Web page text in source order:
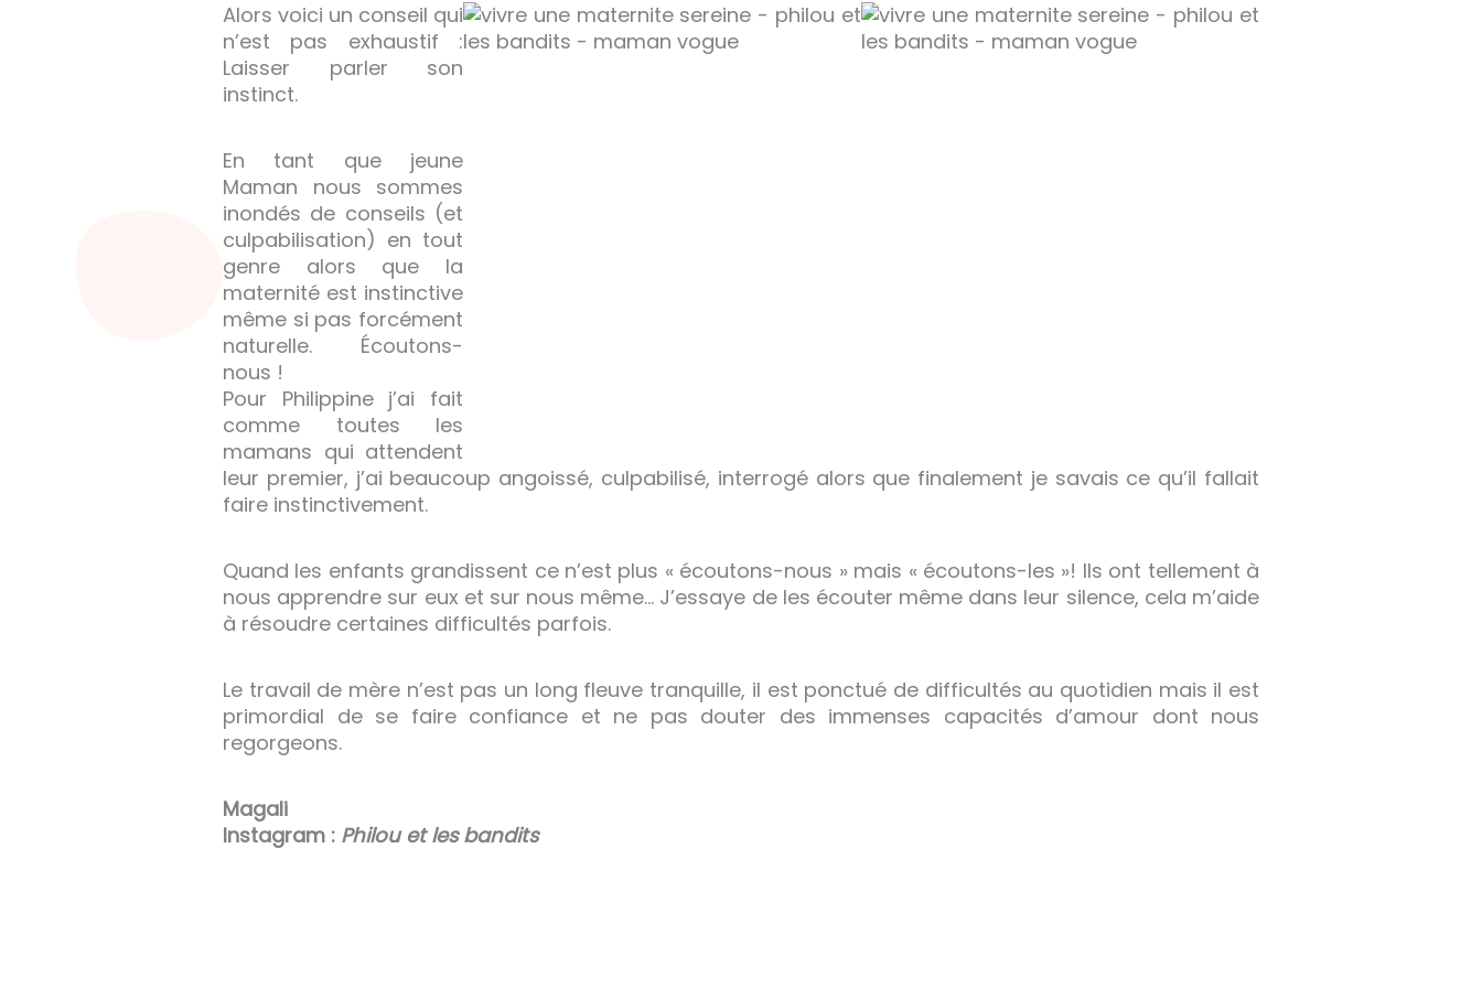
Alors voici un conseil qui
n’est pas exhaustif :
Laisser parler son
instinct.
En tant que jeune
Maman nous sommes
inondés de conseils (et
culpabilisation) en tout
genre alors que la
maternité est instinctive
même si pas forcément
naturelle. Écoutons-
nous !
Pour Philippine j’ai fait
comme toutes les
mamans qui attendent
leur premier, j’ai beaucoup angoissé, culpabilisé, interrogé alors que finalement je savais ce qu’il fallait
faire instinctivement.
Quand les enfants grandissent ce n’est plus « écoutons-nous » mais « écoutons-les »! Ils ont tellement à
nous apprendre sur eux et sur nous même… J’essaye de les écouter même dans leur silence, cela m’aide
à résoudre certaines difficultés parfois.
Le travail de mère n’est pas un long fleuve tranquille, il est ponctué de difficultés au quotidien mais il est
primordial de se faire confiance et ne pas douter des immenses capacités d’amour dont nous
regorgeons.
Magali
Instagram : Philou et les bandits